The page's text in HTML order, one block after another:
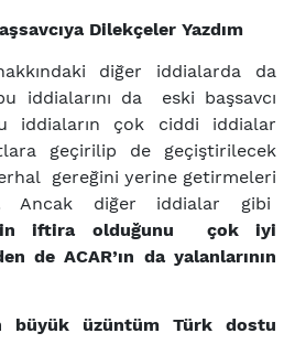
Dilekçeler Yazdım
diğer iddialarda da
iddialarını da eski başsavcı
iddiaların çok ciddi iddialar
geçirilip de geçiştirilecek
gereğini yerine getirmeleri
Ancak diğer iddialar gibi
iftira olduğunu çok iyi
de ACAR’ın da yalanlarının
büyük üzüntüm Türk dostu